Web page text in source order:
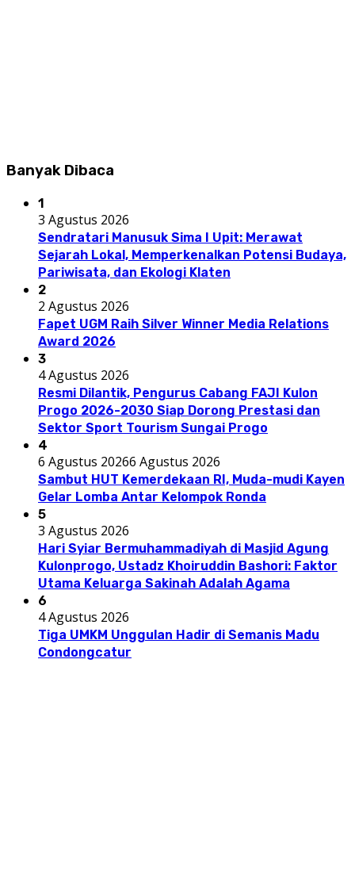
Banyak Dibaca
1
3 Agustus 2026
Sendratari Manusuk Sima I Upit: Merawat
Sejarah Lokal, Memperkenalkan Potensi Budaya,
Pariwisata, dan Ekologi Klaten
2
2 Agustus 2026
Fapet UGM Raih Silver Winner Media Relations
Award 2026
3
4 Agustus 2026
Resmi Dilantik, Pengurus Cabang FAJI Kulon
Progo 2026-2030 Siap Dorong Prestasi dan
Sektor Sport Tourism Sungai Progo
4
6 Agustus 20266 Agustus 2026
Sambut HUT Kemerdekaan RI, Muda-mudi Kayen
Gelar Lomba Antar Kelompok Ronda
5
3 Agustus 2026
Hari Syiar Bermuhammadiyah di Masjid Agung
Kulonprogo, Ustadz Khoiruddin Bashori: Faktor
Utama Keluarga Sakinah Adalah Agama
6
4 Agustus 2026
Tiga UMKM Unggulan Hadir di Semanis Madu
Condongcatur